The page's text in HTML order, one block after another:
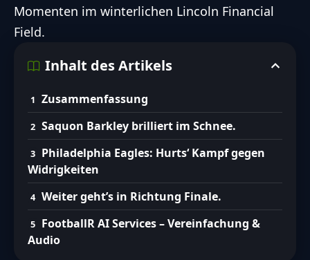
Momenten im winterlichen Lincoln Financial
Field.
Inhalt des Artikels
Zusammenfassung
Saquon Barkley brilliert im Schnee.
Philadelphia Eagles: Hurts‘ Kampf gegen
Widrigkeiten
Weiter geht’s in Richtung Finale.
FootballR AI Services – Vereinfachung &
Audio